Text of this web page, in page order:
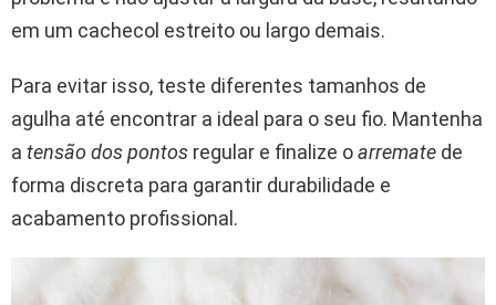
em um cachecol estreito ou largo demais.
Para evitar isso, teste diferentes tamanhos de
agulha até encontrar a ideal para o seu fio. Mantenha
a tensão dos pontos regular e finalize oarremate de
forma discreta para garantir durabilidade e
acabamento profissional.